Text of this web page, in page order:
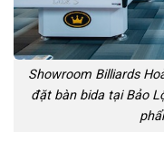
Showroom Billiards
đặt bàn bida tại Bảo